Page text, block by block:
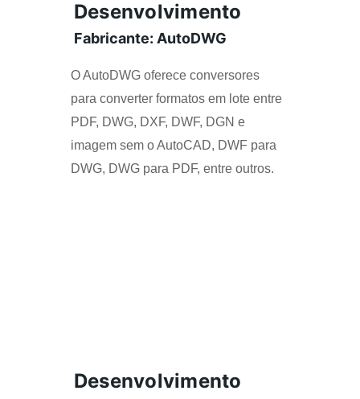
O AutoDWG oferece conversores
para converter formatos em lote entre
PDF, DWG, DXF, DWF, DGN e
imagem sem o AutoCAD, DWF para
DWG, DWG para PDF, entre outros.
Desenvolvimento
Fabricante: AutoDWG
Desenvolvimento